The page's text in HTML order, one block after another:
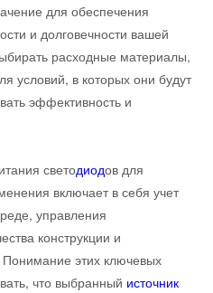
для обеспечения
и долговечности вашей
расходные материалы,
условий, в которых они будут
эффективность и
светодиодов для
включает в себя учет
управления
конструкции и
Понимание этих ключевых
что выбранный источник